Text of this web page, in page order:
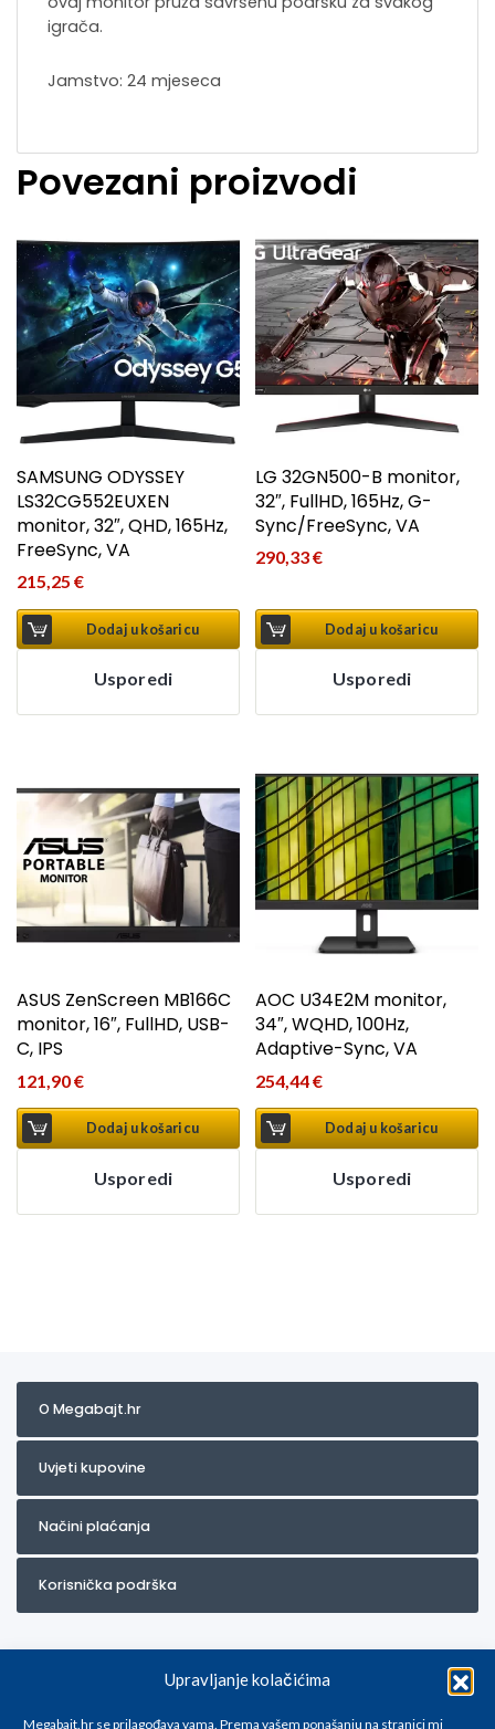
Upravljanje kolačićima
Megabajt.hr se prilagođava vama. Prema vašem ponašanju na stranici mi
igrača.
Jamstvo: 24 mjeseca
Povezani proizvodi
SAMSUNG ODYSSEY
LS32CG552EUXEN
monitor, 32″, QHD, 165Hz,
FreeSync, VA
215,25 €
Dodaj u košaricu
Usporedi
LG 32GN500-B monitor,
32″, FullHD, 165Hz, G-
Sync/FreeSync, VA
290,33€
Dodaj u košaricu
Usporedi
ASUS ZenScreen MB166C
monitor, 16″, FullHD, USB-
C, IPS
121,90€
Dodaj u košaricu
Usporedi
AOC U34E2M monitor,
34″, WQHD, 100Hz,
Adaptive-Sync, VA
254,44€
Dodaj u košaricu
Usporedi
O Megabajt.hr
Uvjeti kupovine
Načini plaćanja
Korisnička podrška